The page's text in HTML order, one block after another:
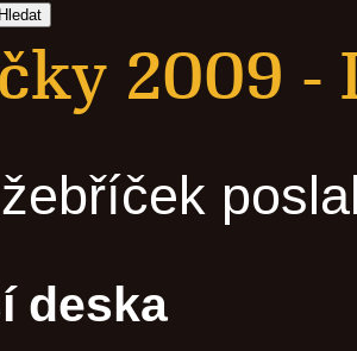
2009 -
deska